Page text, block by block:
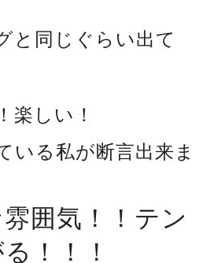
と同じぐらい出て
楽しい！
いる私が断言出来ま
囲気！！テン
！！！